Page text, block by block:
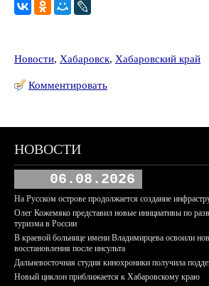
Новости, Хабаровск, Хабаровский край
Комментировать
НОВОСТИ
06.08.2026
На Русском острове продолжается создание
Олег Кожемяко представил новые инициативы по
туризма в России
В краевой больнице имени Владимирцева освоили
восстановления после инсульта
Дальневосточная студия кинохроники получила
Новый циклон приближается к Хабаровскому краю